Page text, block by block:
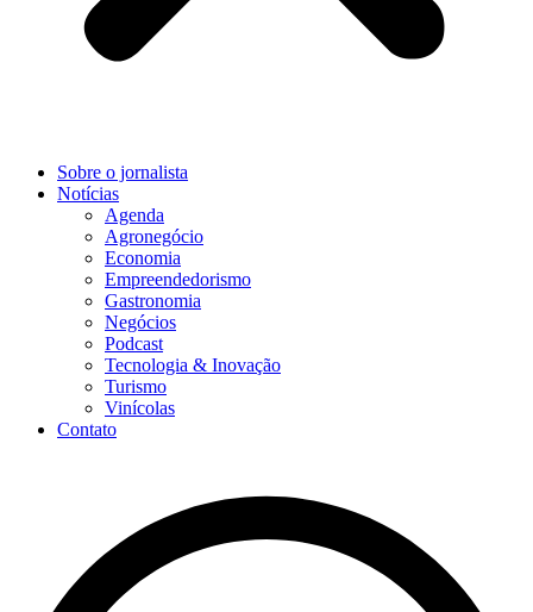
Sobre o jornalista
Notícias
Agenda
Agronegócio
Economia
Empreendedorismo
Gastronomia
Negócios
Podcast
Tecnologia & Inovação
Turismo
Vinícolas
Contato